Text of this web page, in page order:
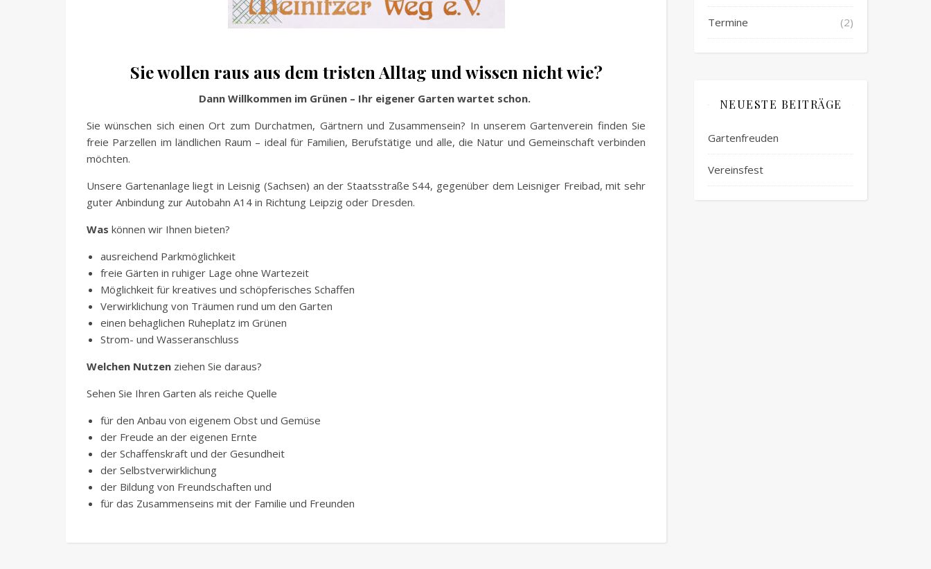
Sie wollen raus aus dem tristen Alltag und wissen nicht wie?
Dann Willkommen im Grünen – Ihr eigener Garten wartet schon.
Sie wünschen sich einen Ort zum Durchatmen, Gärtnern und Zusammensein? In unserem Gartenverein finden Sie
freie Parzellen im ländlichen Raum – ideal für Familien, Berufstätige und alle, die Natur und Gemeinschaft verbinden
möchten.
Unsere Gartenanlage liegt in Leisnig (Sachsen) an der Staatsstraße S44, gegenüber dem Leisniger Freibad, mit sehr
guter Anbindung zur Autobahn A14 in Richtung Leipzig oder Dresden.
Was können wir Ihnen bieten?
ausreichend Parkmöglichkeit
freie Gärten in ruhiger Lage ohne Wartezeit
Möglichkeit für kreatives und schöpferisches Schaffen
Verwirklichung von Träumen rund um den Garten
einen behaglichen Ruheplatz im Grünen
Strom- und Wasseranschluss
Welchen Nutzen ziehen Sie daraus?
Sehen Sie Ihren Garten als reiche Quelle
für den Anbau von eigenem Obst und Gemüse
der Freude an der eigenen Ernte
der Schaffenskraft und der Gesundheit
der Selbstverwirklichung
der Bildung von Freundschaften und
für das Zusammenseins mit der Familie und Freunden
Termine (2)
NEUESTE BEITRÄGE
Gartenfreuden
Vereinsfest